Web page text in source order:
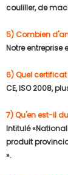
couliller, de
5) Combien
Notre entreprise
6) Quel
CE, ISO 2008,
7) Qu'en est-il
Intitulé
produit
».